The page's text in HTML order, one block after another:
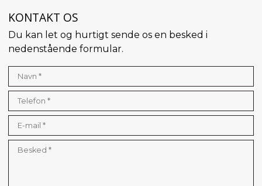
KONTAKT OS
Du kan let og hurtigt sende os en besked i
nedenstående formular.